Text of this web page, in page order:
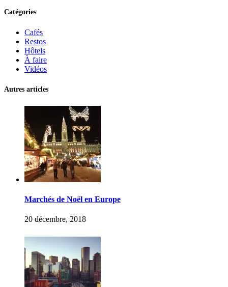
Catégories
Cafés
Restos
Hôtels
À faire
Vidéos
Autres articles
Marchés de Noël en Europe
20 décembre, 2018